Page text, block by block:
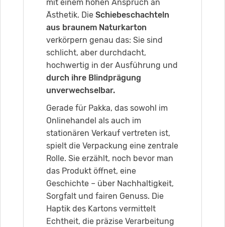
mit einem hohen Anspruch an
Ästhetik. Die Schiebeschachteln
aus braunem Naturkarton
verkörpern genau das: Sie sind
schlicht, aber durchdacht,
hochwertig in der Ausführung und
durch ihre Blindprägung
unverwechselbar.
Gerade für Pakka, das sowohl im
Onlinehandel als auch im
stationären Verkauf vertreten ist,
spielt die Verpackung eine zentrale
Rolle. Sie erzählt, noch bevor man
das Produkt öffnet, eine
Geschichte – über Nachhaltigkeit,
Sorgfalt und fairen Genuss. Die
Haptik des Kartons vermittelt
Echtheit, die präzise Verarbeitung